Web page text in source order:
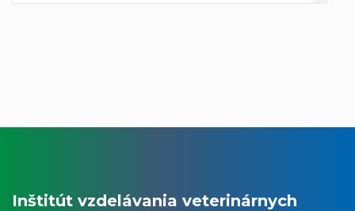
Inštitút vzdelávania veterinárnych